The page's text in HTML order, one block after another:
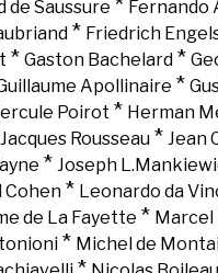
de Saussure * Fernando
* Friedrich
* Gaston Bachelard *
Apollinaire *
Poirot * Herman
Rousseau * Jean
* Joseph
Cohen* Leonardo da
de La Fayette *
* Michel de